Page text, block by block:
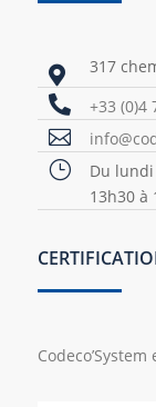
 317
 +33 (0)4

}
Du
13h30 à